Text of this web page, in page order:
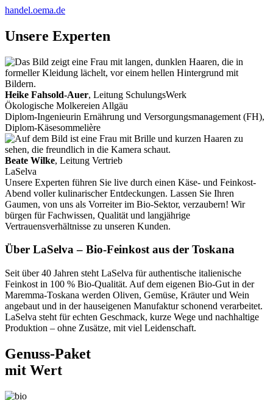
handel.oema.de
Unsere Experten
Heike Fahsold-Auer, Leitung SchulungsWerk
Ökologische Molkereien Allgäu
Diplom-Ingenieurin Ernährung und Versorgungsmanagement (FH),
Diplom-Käsesommelière
Beate Wilke, Leitung Vertrieb
LaSelva
Unsere Experten führen Sie live durch einen Käse- und Feinkost-
Abend voller kulinarischer Entdeckungen. Lassen Sie Ihren
Gaumen, von uns als Vorreiter im Bio-Sektor, verzaubern! Wir
bürgen für Fachwissen, Qualität und langjährige
Vertrauensverhältnisse zu unseren Kunden.
Über LaSelva – Bio-Feinkost aus der Toskana
Seit über 40 Jahren steht LaSelva für authentische italienische
Feinkost in 100 % Bio-Qualität. Auf dem eigenen Bio-Gut in der
Maremma-Toskana werden Oliven, Gemüse, Kräuter und Wein
angebaut und in der hauseigenen Manufaktur schonend verarbeitet.
LaSelva steht für echten Geschmack, kurze Wege und nachhaltige
Produktion – ohne Zusätze, mit viel Leidenschaft.
Genuss-Paket
mit Wert